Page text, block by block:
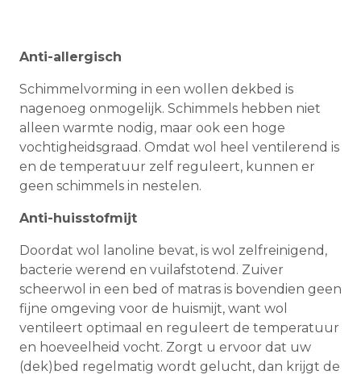
Anti-allergisch
Schimmelvorming in een wollen dekbed is
nagenoeg onmogelijk. Schimmels hebben niet
alleen warmte nodig, maar ook een hoge
vochtigheidsgraad. Omdat wol heel ventilerend is
en de temperatuur zelf reguleert, kunnen er
geen schimmels in nestelen.
Anti-huisstofmijt
Doordat wol lanoline bevat, is wol zelfreinigend,
bacterie werend en vuilafstotend. Zuiver
scheerwol in een bed of matras is bovendien geen
fijne omgeving voor de huismijt, want wol
ventileert optimaal en reguleert de temperatuur
en hoeveelheid vocht. Zorgt u ervoor dat uw
(dek)bed regelmatig wordt gelucht, dan krijgt de